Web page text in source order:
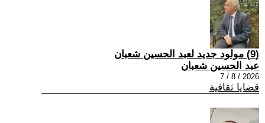
(9) مولود جديد لعبد الحسين شعبان
عبد الحسين شعبان
2026 / 8 / 7
قضايا ثقافية